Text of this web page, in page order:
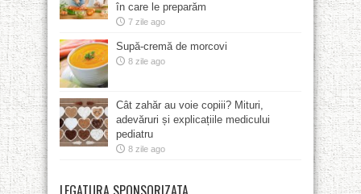
în care le preparăm
7 zile ago
Supă-cremă de morcovi
8 zile ago
Cât zahăr au voie copiii? Mituri,
adevăruri și explicațiile medicului
pediatru
8 zile ago